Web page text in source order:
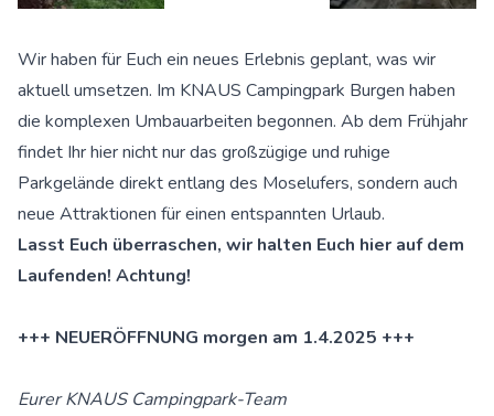
Wir haben für Euch ein neues Erlebnis geplant, was wir
aktuell umsetzen. Im KNAUS Campingpark Burgen haben
die komplexen Umbauarbeiten begonnen. Ab dem Frühjahr
findet Ihr hier nicht nur das großzügige und ruhige
Parkgelände direkt entlang des Moselufers, sondern auch
neue Attraktionen für einen entspannten Urlaub.
Lasst Euch überraschen, wir halten Euch hier auf dem
Laufenden! Achtung!
+++ NEUERÖFFNUNG morgen am 1.4.2025 +++
Eurer KNAUS Campingpark-Team